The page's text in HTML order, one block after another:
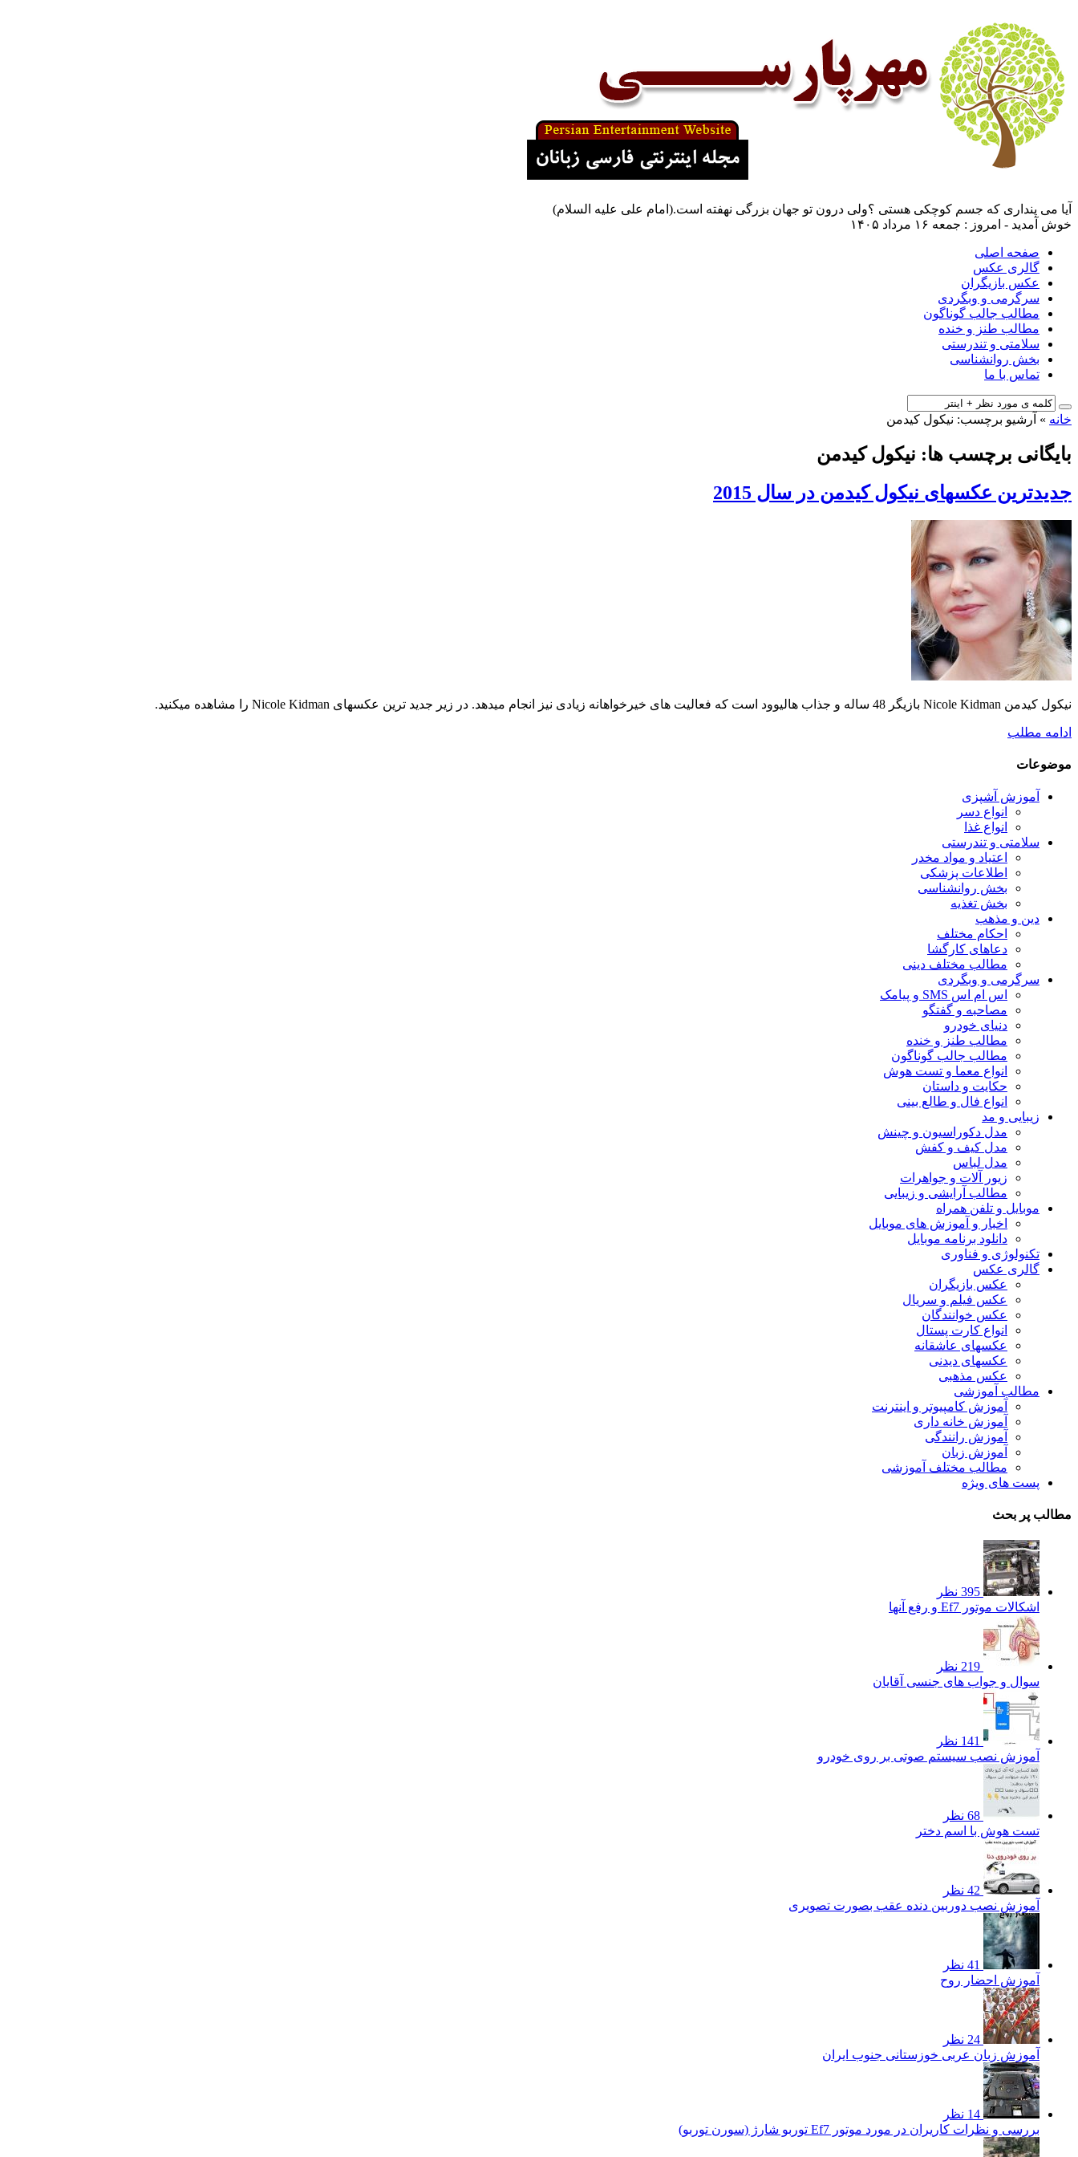
آیا می پنداری که جسم کوچکی هستی ؟ولی درون تو جهان بزرگی نهفته است.(امام علی علیه السلام)
خوش آمدید - امروز : جمعه ۱۶ مرداد ۱۴۰۵
صفحه اصلی
گالری عکس
عکس بازیگران
سرگرمی و وبگردی
مطالب جالب گوناگون
مطالب طنز و خنده
سلامتی و تندرستی
بخش روانشناسی
تماس با ما
خانه » آرشیو برچسب: نیکول کیدمن
بایگانی برچسب ها: نیکول کیدمن
جدیدترین عکسهای نیکول کیدمن در سال 2015
نیکول کیدمن Nicole Kidman بازیگر 48 ساله و جذاب هالیوود است که فعالیت های خیرخواهانه زیادی نیز انجام میدهد. در زیر جدید ترین عکسهای Nicole Kidman را مشاهده میکنید.
ادامه مطلب
موضوعات
آموزش آشپزی
انواع دسر
انواع غذا
سلامتی و تندرستی
اعتیاد و مواد مخدر
اطلاعات پزشکی
بخش روانشناسی
بخش تغذیه
دین و مذهب
احکام مختلف
دعاهای کارگشا
مطالب مختلف دینی
سرگرمی و وبگردی
اس ام اس SMS و پیامک
مصاحبه و گفتگو
دنیای خودرو
مطالب طنز و خنده
مطالب جالب گوناگون
انواع معما و تست هوش
حکایت و داستان
انواع فال و طالع بینی
زیبایی و مد
مدل دکوراسیون و چینش
مدل کیف و کفش
مدل لباس
زیور آلات و جواهرات
مطالب آرایشی و زیبایی
موبایل و تلفن همراه
اخبار و آموزش های موبایل
دانلود برنامه موبایل
تکنولوژی و فناوری
گالری عکس
عکس بازیگران
عکس فیلم و سریال
عکس خوانندگان
انواع کارت پستال
عکسهای عاشقانه
عکسهای دیدنی
عکس مذهبی
مطالب آموزشی
آموزش کامپیوتر و اینترنت
آموزش خانه داری
آموزش رانندگی
آموزش زبان
مطالب مختلف آموزشی
پست های ویژه
مطالب پر بحث
395 نظر
اشکالات موتور Ef7 و رفع آنها
219 نظر
سوال و جواب های جنسی آقایان
141 نظر
آموزش نصب سیستم صوتی بر روی خودرو
68 نظر
تست هوش با اسم دختر
42 نظر
آموزش نصب دوربین دنده عقب بصورت تصویری
41 نظر
آموزش احضار روح
24 نظر
آموزش زبان عربی خوزستانی جنوب ایران
14 نظر
بررسی و نظرات کاریران در مورد موتور Ef7 توربو شارژ (سورن توربو)